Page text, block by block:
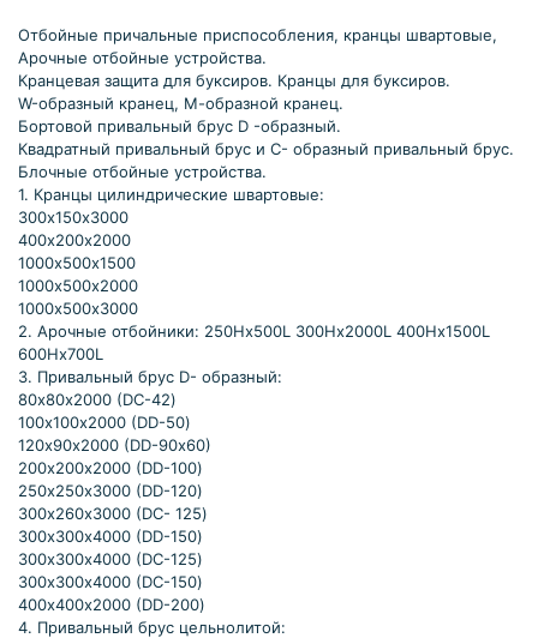
Отбойные причальные приспособления, кранцы швартовые,
Арочные отбойные устройства.
Кранцевая защита для буксиров. Кранцы для буксиров.
W-образный кранец, М-образной кранец.
Бортовой привальный брус D -образный.
Квадратный привальный брус и С- образный привальный брус.
Блочные отбойные устройства.
1. Кранцы цилиндрические швартовые:
300х150х3000
400х200х2000
1000х500х1500
1000х500х2000
1000х500х3000
2. Арочные отбойники: 250Hх500L 300Hх2000L 400Hх1500L
600Hх700L
3. Привальный брус D- образный:
80х80х2000 (DC-42)
100х100х2000 (DD-50)
120х90х2000 (DD-90х60)
200х200х2000 (DD-100)
250х250х3000 (DD-120)
300х260х3000 (DC- 125)
300х300х4000 (DD-150)
300х300х4000 (DC-125)
300х300х4000 (DC-150)
400х400х2000 (DD-200)
4. Привальный брус цельнолитой: